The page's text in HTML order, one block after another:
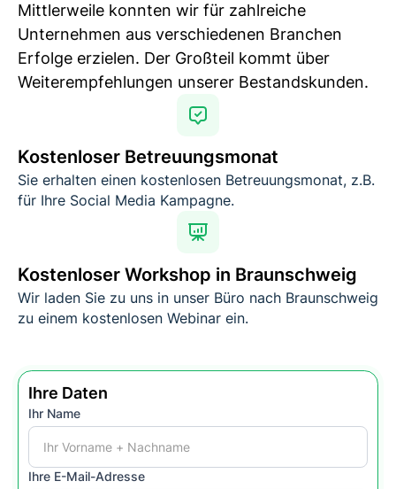
Mittlerweile konnten wir für zahlreiche
Unternehmen aus verschiedenen Branchen
Erfolge erzielen. Der Großteil kommt über
Weiterempfehlungen unserer Bestandskunden.
Kostenloser Betreuungsmonat
Sie erhalten einen kostenlosen Betreuungsmonat, z.B.
für Ihre Social Media Kampagne.
Kostenloser Workshop in Braunschweig
Wir laden Sie zu uns in unser Büro nach Braunschweig
zu einem kostenlosen Webinar ein.
Ihre Daten
Ihr Name
Ihre E-Mail-Adresse